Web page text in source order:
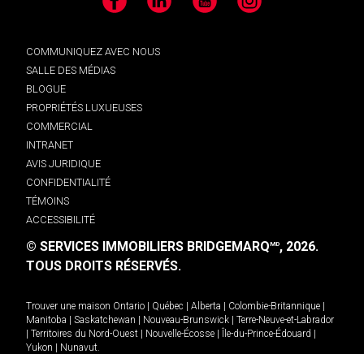
Facebook LinkedIn YouTube Instagram
COMMUNIQUEZ AVEC NOUS
SALLE DES MÉDIAS
BLOGUE
PROPRIÉTÉS LUXUEUSES
COMMERCIAL
INTRANET
AVIS JURIDIQUE
CONFIDENTIALITÉ
TÉMOINS
ACCESSIBILITÉ
© SERVICES IMMOBILIERS BRIDGEMARQMD, 2026.
TOUS DROITS RÉSERVÉS.
Trouver une maison Ontario | Québec | Alberta | Colombie-Britannique |
Manitoba | Saskatchewan | Nouveau-Brunswick | Terre-Neuve-et-Labrador
| Territoires du Nord-Ouest | Nouvelle-Écosse | Île-du-Prince-Édouard |
Yukon | Nunavut